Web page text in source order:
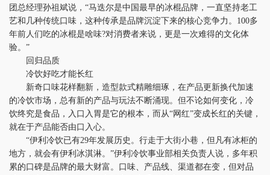
团总经理孙祖斌说，“马迭尔是中国最早的冰棍品牌，一直坚持老工
艺和几种传统口味，这种传承是品牌沉淀下来的核心竞争力。100多
年前人们吃的冰棍是啥味?对消费者来说，更是一次难得的文化体
验。”
回归品质
冷饮好吃才能长红
新奇口味花样翻新，造型款式精雕细琢，在产品更新换代加速
的冷饮市场，总有新的产品与玩法不断涌现。但不论如何变化，冷
饮终究是食品，入口入胃是它的根本，而从“网红”变成长红的关键，
就在于产品能否由口入心。
“伊利冷饮已有29年发展历史。行走于大街小巷，但凡有冰柜的
地方，就会有伊利冰淇淋。”伊利冷饮事业部相关负责人说，多年积
累的口碑是品牌的最大财富。口味、产品线、渠道都在变，但对品